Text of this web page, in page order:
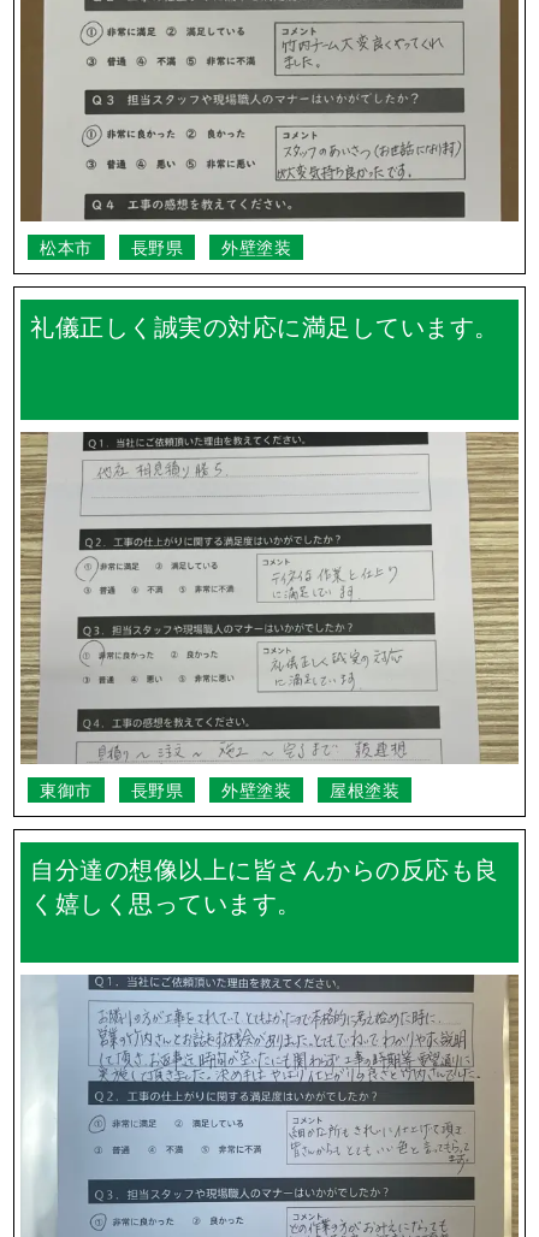
松本市 長野県 外壁塗装
礼儀正しく誠実の対応に満足しています。
東御市 長野県 外壁塗装 屋根塗装
自分達の想像以上に皆さんからの反応も良
く嬉しく思っています。